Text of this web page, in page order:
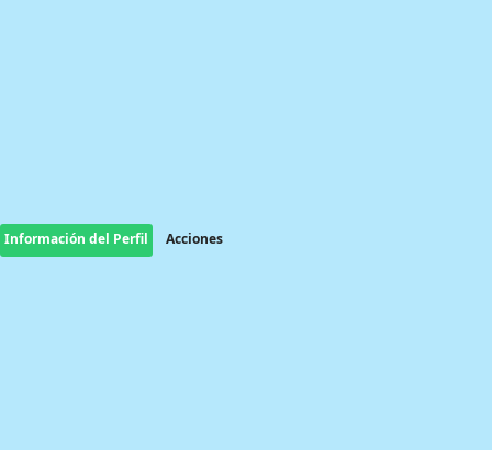
Información del Perfil Acciones